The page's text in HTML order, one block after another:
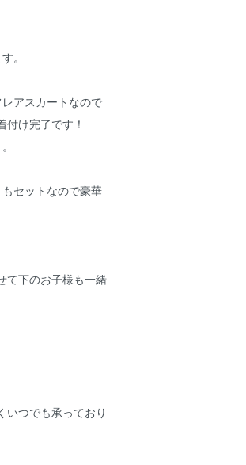
。
アスカートなので
け完了です！
セットなので豪華
て下のお子様も一緒
いつでも承っており